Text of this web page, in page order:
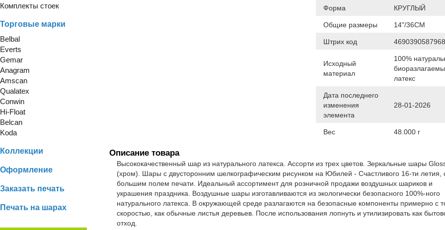
Комплекты стоек
Торговые марки
Belbal
Everts
Gemar
Anagram
Amscan
Qualatex
Conwin
Hi-Float
Belcan
Koda
Коллекции
Оформление
Заказать печать
Печать на шарах
Форма КРУГЛЫЙ
Общие размеры 14"/36СМ
Штрих код 4690390587968
Исходный
материал
100%
латекс
Дата последнего
изменения
элемента
28-01-2026
Вес 48.000 г
Описание товара
Высококачественный шар из натурального латекса. Ассорти из трех цветов. Зеркальные шары
(хром). Шары с двусторонним шелкографическим рисунком на Юбилей - Счастливого 16-ти летия,
большим полем печати. Идеальный ассортимент для розничной продажи воздушных шариков и
украшения праздника. Воздушные шары изготавливаются из экологически безопасного 100%-ного
натурального латекса. В окружающей среде разлагаются на безопасные компоненты примерно с
скоростью, как обычные листья деревьев. После использования лопнуть и утилизировать как
отход.